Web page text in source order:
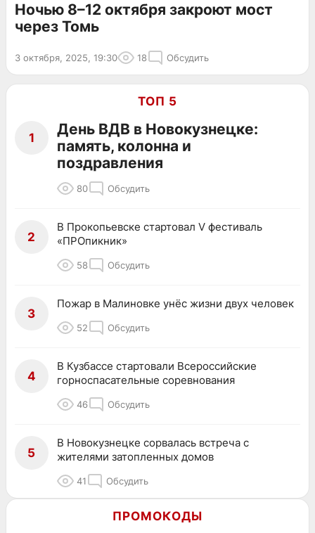
Ночью 8–12 октября закроют мост
через Томь
3 октября, 2025, 19:30 18 Обсудить
ТОП 5
1
День ВДВ в Новокузнецке:
память, колонна и
поздравления
80 Обсудить
2
В Прокопьевске стартовал V фестиваль
«ПРОпикник»
58 Обсудить
3
Пожар в Малиновке унёс жизни двух человек
52 Обсудить
4
В Кузбассе стартовали Всероссийские
горноспасательные соревнования
46 Обсудить
5
В Новокузнецке сорвалась встреча с
жителями затопленных домов
41 Обсудить
ПРОМОКОДЫ